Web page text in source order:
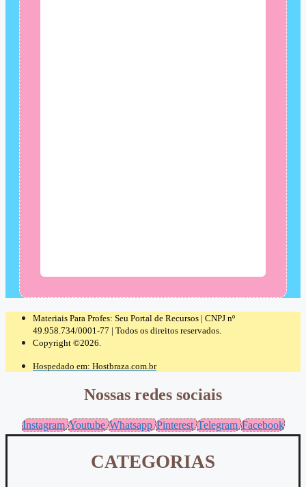
Materiais Para Profes: Seu Portal de Recursos | CNPJ nº
49.958.734/0001-77 | Todos os direitos reservados.
Copyright ©2026.
Hospedado em: Hostbraza.com.br
Nossas redes sociais
Instagram Youtube Whatsapp Pinterest Telegram Facebook
CATEGORIAS